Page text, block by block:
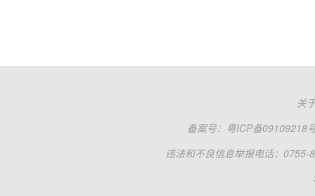
关
备案号： 粤ICP备09109218
违法和不良信息举报电话：0755-